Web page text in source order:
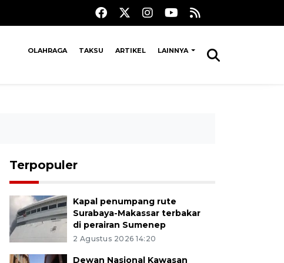
OLAHRAGA TAKSU ARTIKEL LAINNYA
Terpopuler
Kapal penumpang rute
Surabaya-Makassar terbakar
di perairan Sumenep
2 Agustus 2026 14:20
Dewan Nasional Kawasan